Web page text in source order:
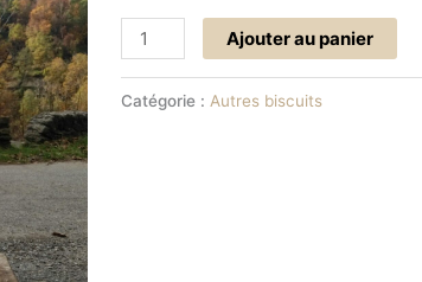
Ajouter au panier
Catégorie : Autres biscuits